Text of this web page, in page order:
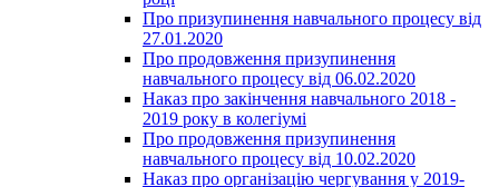
Про призупинення навчального процесу від
27.01.2020
Про продовження призупинення
навчального процесу від 06.02.2020
Наказ про закінчення навчального 2018 -
2019 року в колегіумі
Про продовження призупинення
навчального процесу від 10.02.2020
Наказ про організацію чергування у 2019-